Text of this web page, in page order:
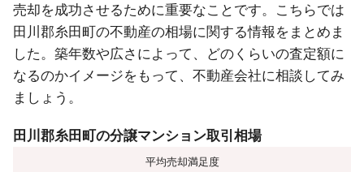
売却を成功させるために重要なことです。こちらでは
田川郡糸田町の不動産の相場に関する情報をまとめま
した。築年数や広さによって、どのくらいの査定額に
なるのかイメージをもって、不動産会社に相談してみ
ましょう。
田川郡糸田町の分譲マンション取引相場
平均売却満足度